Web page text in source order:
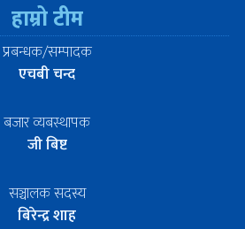
हाम्रो टीम
प्रबन्धक/सम्पादक
एचबी चन्द
बजार व्यबस्थापक
जी बिष्ट
सञ्चालक सदस्य
बिरेन्द्र शाह